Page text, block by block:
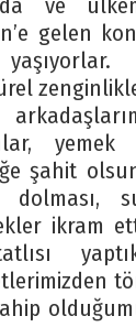
ve
gelen
şahit
dolması,
ikram